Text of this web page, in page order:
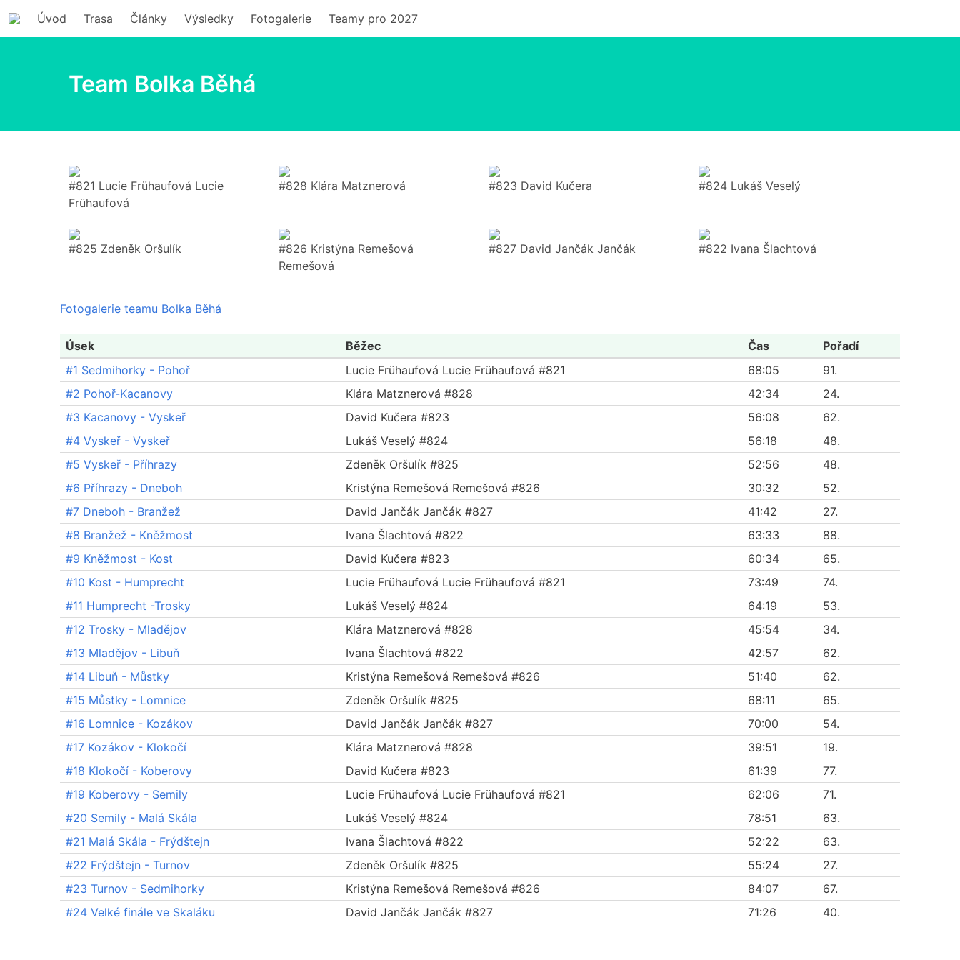
Úvod Trasa Články Výsledky Fotogalerie Teamy pro 2027
Team Bolka Běhá
#821 Lucie Frühaufová Lucie
Frühaufová
#828 Klára Matznerová #823 David Kučera #824 Lukáš Veselý
#825 Zdeněk Oršulík
#826 Kristýna Remešová
Remešová
#827 David Jančák Jančák #822 Ivana Šlachtová
Fotogalerie teamu Bolka Běhá
Úsek Běžec Čas
Pořadí
#1 Sedmihorky - Pohoř
Lucie Frühaufová Lucie Frühaufová #821 68:05
91.
#2 Pohoř-Kacanovy
Klára Matznerová #828 42:34
24.
#3 Kacanovy - Vyskeř
David Kučera #823 56:08
62.
#4 Vyskeř - Vyskeř
Lukáš Veselý #824 56:18
48.
#5 Vyskeř - Příhrazy
Zdeněk Oršulík #825 52:56
48.
#6 Příhrazy - Dneboh
Kristýna Remešová Remešová #826 30:32
52.
#7 Dneboh - Branžež
David Jančák Jančák #827 41:42
27.
#8 Branžež - Kněžmost
Ivana Šlachtová #822 63:33
88.
#9 Kněžmost - Kost
David Kučera #823 60:34
65.
#10 Kost - Humprecht
Lucie Frühaufová Lucie Frühaufová #821 73:49
74.
#11 Humprecht -Trosky
Lukáš Veselý #824 64:19
53.
#12 Trosky - Mladějov
Klára Matznerová #828 45:54
34.
#13 Mladějov - Libuň
Ivana Šlachtová #822 42:57
62.
#14 Libuň - Můstky
Kristýna Remešová Remešová #826 51:40
62.
#15 Můstky - Lomnice
Zdeněk Oršulík #825 68:11
65.
#16 Lomnice - Kozákov
David Jančák Jančák #827 70:00
54.
#17 Kozákov - Klokočí
Klára Matznerová #828 39:51
19.
#18 Klokočí - Koberovy
David Kučera #823 61:39
77.
#19 Koberovy - Semily
Lucie Frühaufová Lucie Frühaufová #821 62:06
71.
#20 Semily - Malá Skála
Lukáš Veselý #824 78:51
63.
#21 Malá Skála - Frýdštejn
Ivana Šlachtová #822 52:22
63.
#22 Frýdštejn - Turnov
Zdeněk Oršulík #825 55:24
27.
#23 Turnov - Sedmihorky
Kristýna Remešová Remešová #826 84:07
67.
#24 Velké finále ve Skaláku
David Jančák Jančák #827 71:26 40.